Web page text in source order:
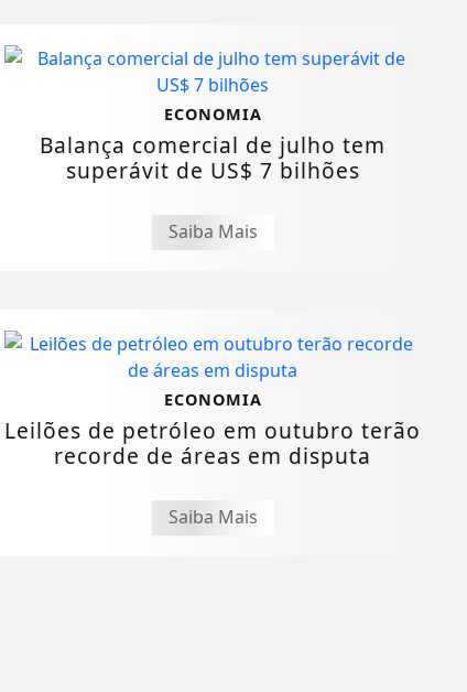
ECONOMIA
Balança comercial de julho tem
superávit de US$ 7 bilhões
Saiba Mais
ECONOMIA
Leilões de petróleo em outubro terão
recorde de áreas em disputa
Saiba Mais